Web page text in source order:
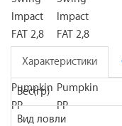
Характеристики
Вес(гр)
Вид ловли